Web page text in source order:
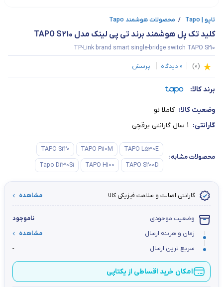
تاپو | Tapo / محصولات هوشمند Tapo
کلید تک پل هوشمند برند تی پی لینک مدل TAPO S210
TP-Link brand smart single-bridge switch TAPO S210
(
0
)
0 دیدگاه پرسش
برند کالا:
وضعیت کالا: کاملا نو
گارانتی: 1 سال گارانتی برقچی
محصولات مشابه:
TAPO L530E
TAPO P110M
TAPO S220
TAPO S200D
TAPO H100
Tapo D230S1
گارانتی اصالت و سلامت فیزیکی کالا مشاهده
وضعیت موجودی
ناموجود
زمان و هزینه ارسال
مشاهده
سریع ترین ارسال
-
امکان خرید اقساطی از یکتاپی